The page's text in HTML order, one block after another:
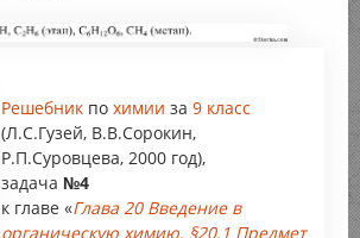
Решебник по химии за 9 класс
(Л.С.Гузей, В.В.Сорокин,
Р.П.Суровцева, 2000 год),
задача №4
к главе «Глава 20 Введение в
органическую химию. §20.1 Предмет